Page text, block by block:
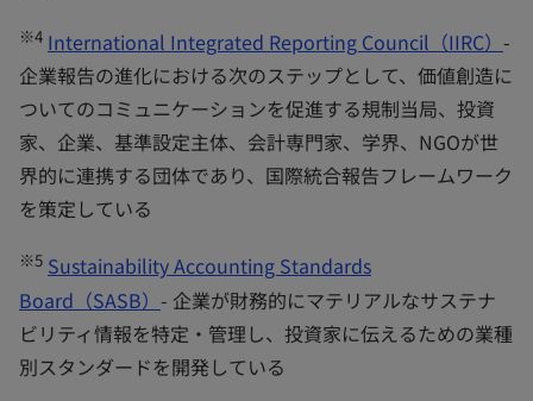
※4 International Integrated Reporting Council（IIRC） -
企業報告の進化における次のステップとして、価値創造に
ついてのコミュニケーションを促進する規制当局、投資
家、企業、基準設定主体、会計専門家、学界、NGOが世
界的に連携する団体であり、国際統合報告フレームワーク
を策定している
※5 Sustainability Accounting Standards
Board（SASB） - 企業が財務的にマテリアルなサステナ
ビリティ情報を特定・管理し、投資家に伝えるための業種
別スタンダードを開発している